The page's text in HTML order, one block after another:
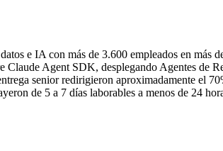
e IA con más de 3.600 empleados en más
Claude Agent SDK, desplegando Agentes de
senior redirigieron aproximadamente el
de 5 a 7 días laborables a menos de 24